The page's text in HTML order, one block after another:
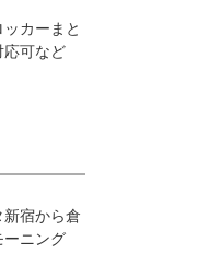
ッカーまと
応可など
新宿から倉
ーニング